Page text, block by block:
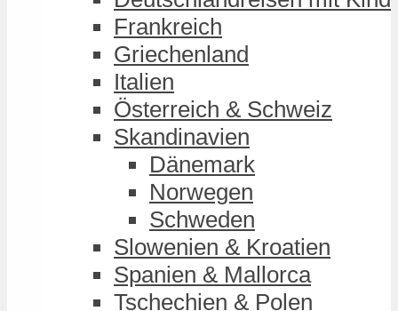
Frankreich
Griechenland
Italien
Österreich & Schweiz
Skandinavien
Dänemark
Norwegen
Schweden
Slowenien & Kroatien
Spanien & Mallorca
Tschechien & Polen